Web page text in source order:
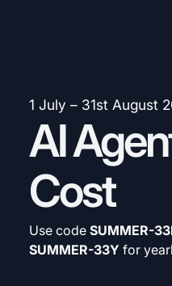
1 July – 31st August
AI
Cost
Use code SUMMER-
SUMMER-33Y for